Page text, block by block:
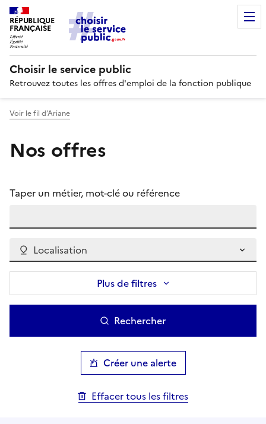
RÉPUBLIQUE
FRANÇAISE
Choisir le service public
Retrouvez toutes les offres d'emploi de la fonction publique
Voir le fil d’Ariane
Nos offres
Taper un métier, mot-clé ou référence
Localisation
Plus de filtres
Rechercher
Créer une alerte
Effacer tous les filtres